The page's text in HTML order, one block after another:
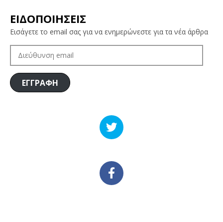
ΕΙΔΟΠΟΙΗΣΕΙΣ
Εισάγετε το email σας για να ενημερώνεστε για τα νέα άρθρα
ΔΙΕΎΘΥΝΣΗ
ΕΓΓΡΑΦΗ